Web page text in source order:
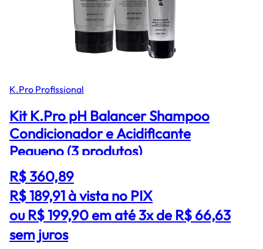
K.Pro Profissional
Kit K.Pro pH Balancer Shampoo
Condicionador e Acidificante
Pequeno (3 produtos)
R$ 360,89
R$ 189,91à vista no PIX
ou R$ 199,90 em até 3x de R$ 66,63
sem juros